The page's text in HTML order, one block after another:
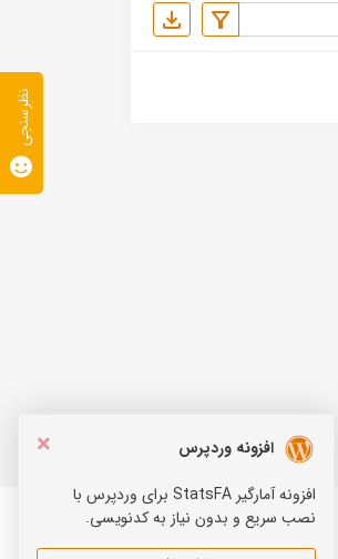
×
افزونه وردپرس
افزونه آمارگیر StatsFA برای وردپرس با
نصب سریع و بدون نیاز به کدنویسی.
نظرسنجی